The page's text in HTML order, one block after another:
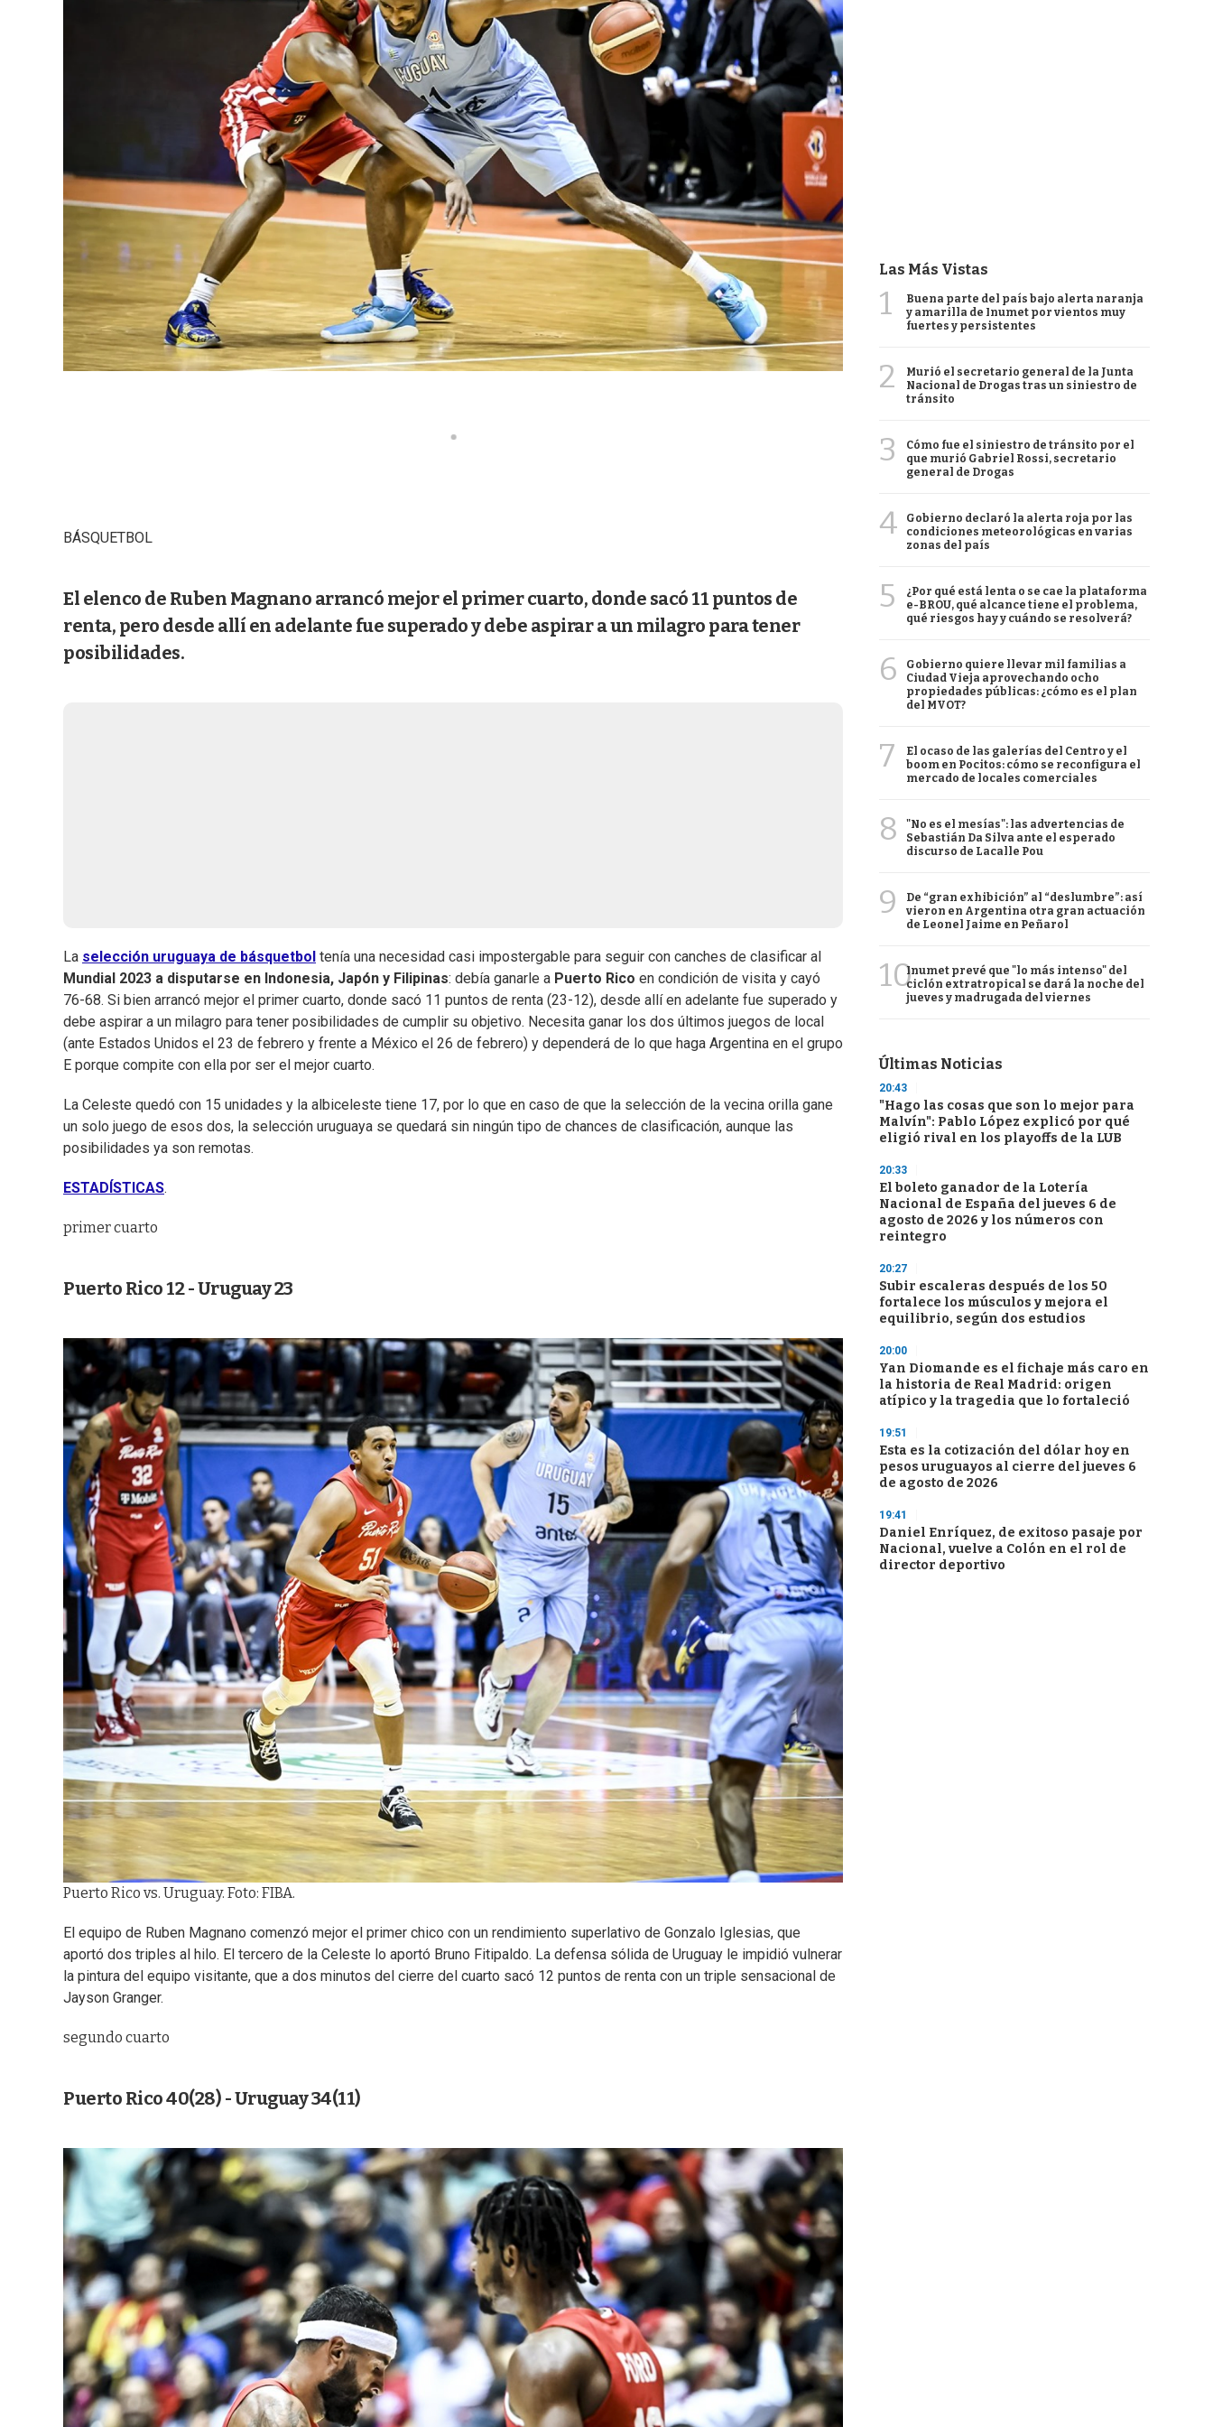
BÁSQUETBOL
El elenco de Ruben Magnano arrancó mejor el primer cuarto, donde sacó 11 puntos de
renta, pero desde allí en adelante fue superado y debe aspirar a un milagro para tener
posibilidades.
La selección uruguaya de básquetbol tenía una necesidad casi impostergable para seguir con canches de clasificar al
Mundial 2023 a disputarse en Indonesia, Japón y Filipinas: debía ganarle a Puerto Rico en condición de visita y cayó
76-68. Si bien arrancó mejor el primer cuarto, donde sacó 11 puntos de renta (23-12), desde allí en adelante fue superado y
debe aspirar a un milagro para tener posibilidades de cumplir su objetivo. Necesita ganar los dos últimos juegos de local
(ante Estados Unidos el 23 de febrero y frente a México el 26 de febrero) y dependerá de lo que haga Argentina en el grupo
E porque compite con ella por ser el mejor cuarto.
La Celeste quedó con 15 unidades y la albiceleste tiene 17, por lo que en caso de que la selección de la vecina orilla gane
un solo juego de esos dos, la selección uruguaya se quedará sin ningún tipo de chances de clasificación, aunque las
posibilidades ya son remotas.
ESTADÍSTICAS.
primer cuarto
Puerto Rico 12 - Uruguay 23
Puerto Rico vs. Uruguay. Foto: FIBA.
El equipo de Ruben Magnano comenzó mejor el primer chico con un rendimiento superlativo de Gonzalo Iglesias, que
aportó dos triples al hilo. El tercero de la Celeste lo aportó Bruno Fitipaldo. La defensa sólida de Uruguay le impidió vulnerar
la pintura del equipo visitante, que a dos minutos del cierre del cuarto sacó 12 puntos de renta con un triple sensacional de
Jayson Granger.
segundo cuarto
Puerto Rico 40(28) - Uruguay 34(11)
Las Más Vistas
1
Buena parte del país bajo alerta naranja
y amarilla de Inumet por vientos muy
fuertes y persistentes
2
Murió el secretario general de la Junta
Nacional de Drogas tras un siniestro de
tránsito
3
Cómo fue el siniestro de tránsito por el
que murió Gabriel Rossi, secretario
general de Drogas
4
Gobierno declaró la alerta roja por las
condiciones meteorológicas en varias
zonas del país
5
¿Por qué está lenta o se cae la plataforma
e-BROU, qué alcance tiene el problema,
qué riesgos hay y cuándo se resolverá?
6
Gobierno quiere llevar mil familias a
Ciudad Vieja aprovechando ocho
propiedades públicas: ¿cómo es el plan
del MVOT?
7
El ocaso de las galerías del Centro y el
boom en Pocitos: cómo se reconfigura el
mercado de locales comerciales
8
"No es el mesías": las advertencias de
Sebastián Da Silva ante el esperado
discurso de Lacalle Pou
9
De “gran exhibición” al “deslumbre”: así
vieron en Argentina otra gran actuación
de Leonel Jaime en Peñarol
10Inumet prevé que "lo más intenso" del
ciclón extratropical se dará la noche del
jueves y madrugada del viernes
Últimas Noticias
20:43
"Hago las cosas que son lo mejor para
Malvín": Pablo López explicó por qué
eligió rival en los playoffs de la LUB
20:33
El boleto ganador de la Lotería
Nacional de España del jueves 6 de
agosto de 2026 y los números con
reintegro
20:27
Subir escaleras después de los 50
fortalece los músculos y mejora el
equilibrio, según dos estudios
20:00
Yan Diomande es el fichaje más caro en
la historia de Real Madrid: origen
atípico y la tragedia que lo fortaleció
19:51
Esta es la cotización del dólar hoy en
pesos uruguayos al cierre del jueves 6
de agosto de 2026
19:41
Daniel Enríquez, de exitoso pasaje por
Nacional, vuelve a Colón en el rol de
director deportivo